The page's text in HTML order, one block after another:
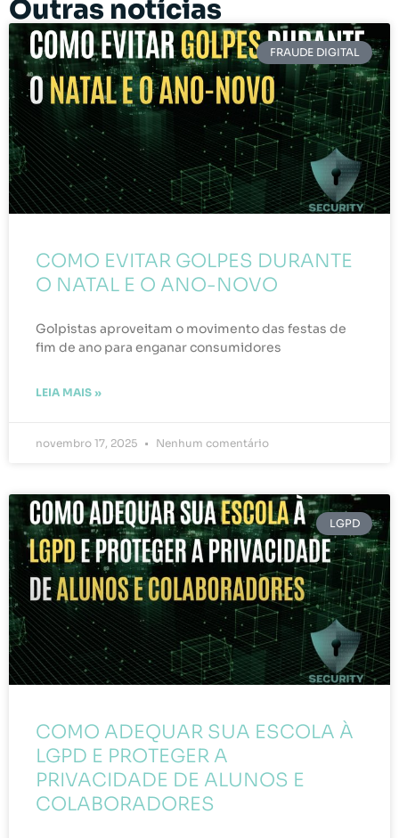
Outras notícias
FRAUDE DIGITAL
COMO EVITAR GOLPES DURANTE
O NATAL E O ANO-NOVO
Golpistas aproveitam o movimento das festas de
fim de ano para enganar consumidores
LEIA MAIS »
novembro 17, 2025 Nenhum comentário
LGPD
COMO ADEQUAR SUA ESCOLA À
LGPD E PROTEGER A
PRIVACIDADE DE ALUNOS E
COLABORADORES